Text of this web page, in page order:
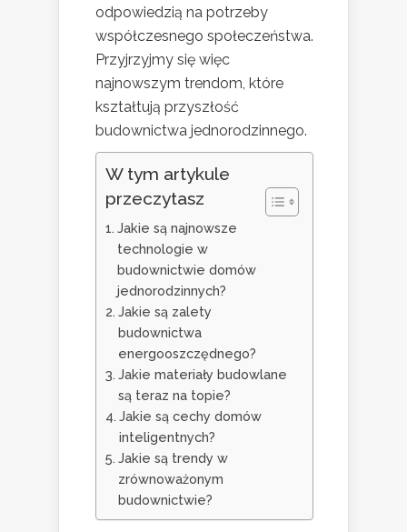
odpowiedzią na potrzeby
współczesnego społeczeństwa.
Przyjrzyjmy się więc
najnowszym trendom, które
kształtują przyszłość
budownictwa jednorodzinnego.
W tym artykule
przeczytasz
Jakie są najnowsze
technologie w
budownictwie domów
jednorodzinnych?
Jakie są zalety
budownictwa
energooszczędnego?
Jakie materiały budowlane
są teraz na topie?
Jakie są cechy domów
inteligentnych?
Jakie są trendy w
zrównoważonym
budownictwie?